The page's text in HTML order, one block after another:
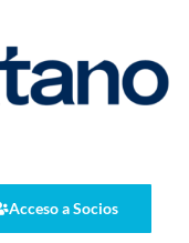
Acceso a Socios